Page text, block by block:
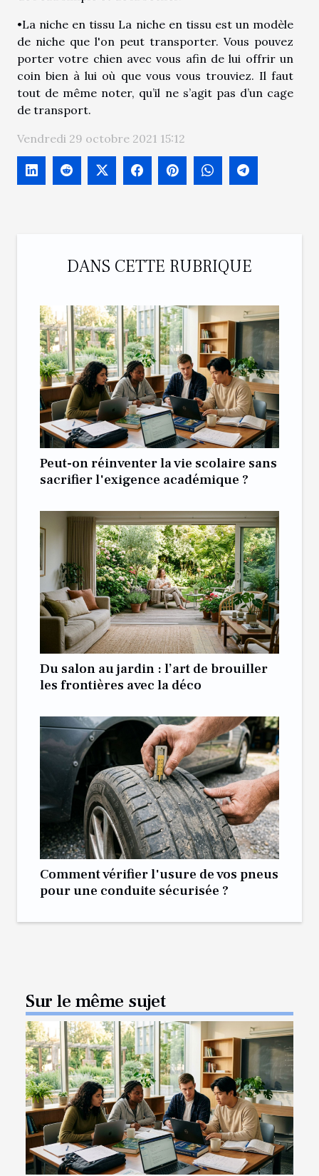
•La niche en tissu La niche en tissu est un modèle
de niche que l'on peut transporter. Vous pouvez
porter votre chien avec vous afin de lui offrir un
coin bien à lui où que vous vous trouviez. Il faut
tout de même noter, qu’il ne s’agit pas d’un cage
de transport.
Vendredi 29 octobre 2021 15:12
DANS CETTE RUBRIQUE
Peut-on réinventer la vie scolaire sans
sacrifier l'exigence académique ?
Du salon au jardin : l’art de brouiller
les frontières avec la déco
Comment vérifier l'usure de vos pneus
pour une conduite sécurisée ?
Sur le même sujet